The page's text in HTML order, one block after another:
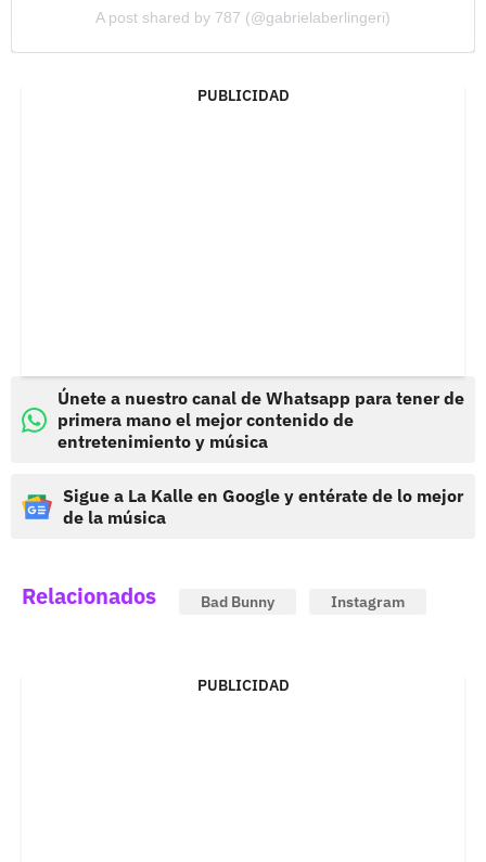
A post shared by 787 (@gabrielaberlingeri)
PUBLICIDAD
Únete a nuestro canal de Whatsapp para tener de
primera mano el mejor contenido de
entretenimiento y música
Sigue a La Kalle en Google y entérate de lo mejor
de la música
Relacionados Bad Bunny Instagram
PUBLICIDAD